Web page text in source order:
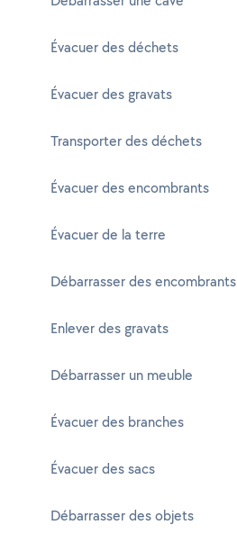
Évacuer des déchets
Évacuer des gravats
Transporter des déchets
Évacuer des encombrants
Évacuer de la terre
Débarrasser des encombrants
Enlever des gravats
Débarrasser un meuble
Évacuer des branches
Évacuer des sacs
Débarrasser des objets